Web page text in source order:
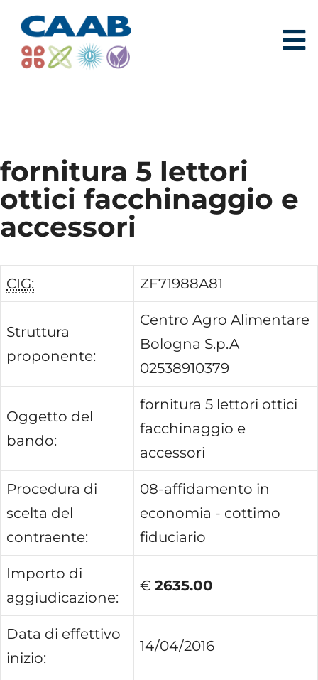
fornitura 5 lettori
ottici facchinaggio e
accessori
CIG: ZF71988A81
Struttura
proponente:
Centro Agro Alimentare
Bologna S.p.A
02538910379
Oggetto del
bando:
fornitura 5 lettori ottici
facchinaggio e
accessori
Procedura di
scelta del
contraente:
08-affidamento in
economia - cottimo
fiduciario
Importo di
aggiudicazione:
€ 2635.00
Data di effettivo
inizio:
14/04/2016